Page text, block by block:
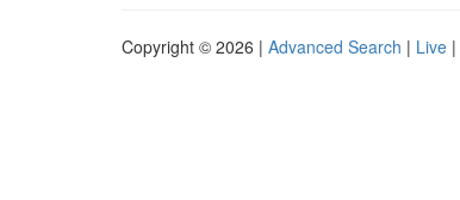
Copyright © 2026 | Advanced Search | Live |